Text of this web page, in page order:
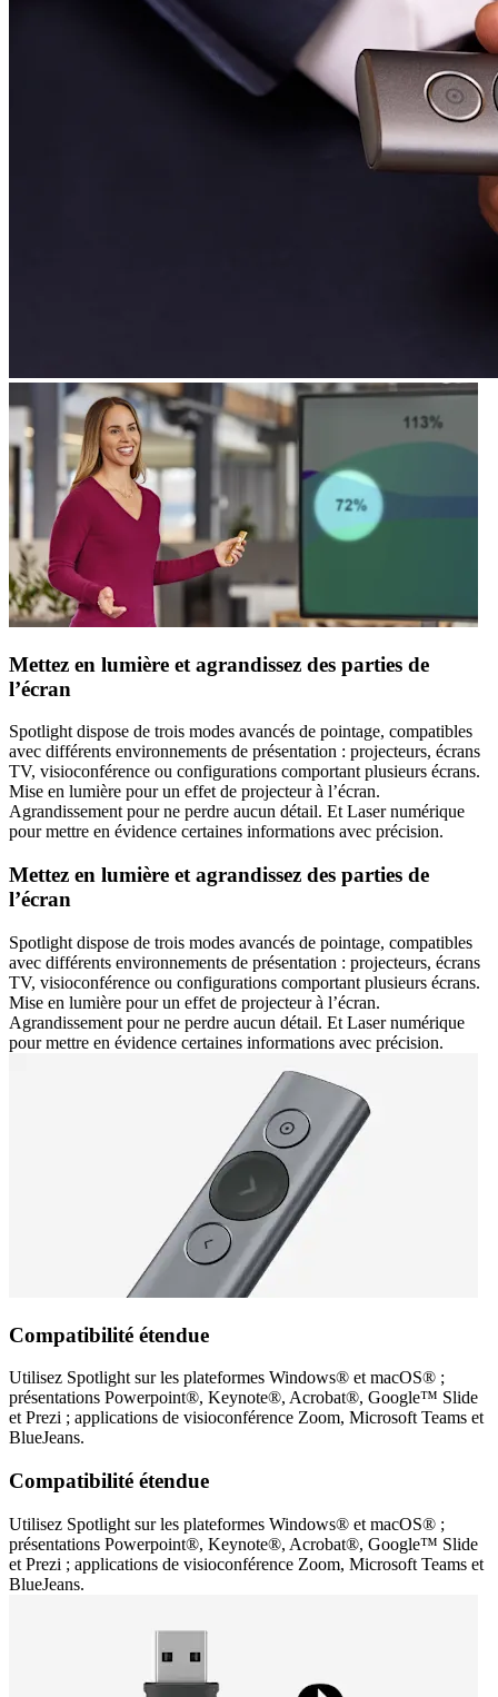
Mettez en lumière et agrandissez des parties de
l’écran
Spotlight dispose de trois modes avancés de pointage, compatibles
avec différents environnements de présentation : projecteurs, écrans
TV, visioconférence ou configurations comportant plusieurs écrans.
Mise en lumière pour un effet de projecteur à l’écran.
Agrandissement pour ne perdre aucun détail. Et Laser numérique
pour mettre en évidence certaines informations avec précision.
Mettez en lumière et agrandissez des parties de
l’écran
Spotlight dispose de trois modes avancés de pointage, compatibles
avec différents environnements de présentation : projecteurs, écrans
TV, visioconférence ou configurations comportant plusieurs écrans.
Mise en lumière pour un effet de projecteur à l’écran.
Agrandissement pour ne perdre aucun détail. Et Laser numérique
pour mettre en évidence certaines informations avec précision.
Compatibilité étendue
Utilisez Spotlight sur les plateformes Windows® et macOS® ;
présentations Powerpoint®, Keynote®, Acrobat®, Google™ Slide
et Prezi ; applications de visioconférence Zoom, Microsoft Teams et
BlueJeans.
Compatibilité étendue
Utilisez Spotlight sur les plateformes Windows® et macOS® ;
présentations Powerpoint®, Keynote®, Acrobat®, Google™ Slide
et Prezi ; applications de visioconférence Zoom, Microsoft Teams et
BlueJeans.